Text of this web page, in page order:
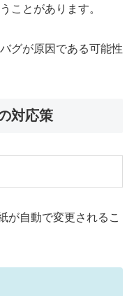
ことがあります。
グが原因である可能性
対応策
が自動で変更されるこ